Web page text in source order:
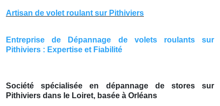
Artisan de volet roulant sur Pithiviers
Entreprise de Dépannage de volets roulants sur
Pithiviers : Expertise et Fiabilité
Société spécialisée en dépannage de stores sur
Pithiviers dans le Loiret, basée à Orléans